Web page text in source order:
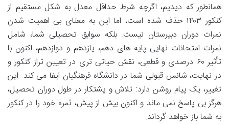
همانطور که دیدیم، اگرچه شرط حداقل معدل به شکل مستقیم از
کنکور ۱۴۰۳ حذف شده است، اما این به معنای بی اهمیت شدن
نمرات دوران دبیرستان نیست. بلکه سوابق تحصیلی شما، شامل
نمرات امتحانات نهایی پایه های دهم، یازدهم و دوازدهم، اکنون با
تأثیر ۶۰ درصدی و قطعی، نقش حیاتی تری در تعیین تراز کنکور و
در نهایت، شانس قبولی شما در دانشگاه فرهنگیان ایفا می کند. این
تغییر، یک پیام روشن دارد: تلاش و پشتکار در طول دوران تحصیل،
هرگز بی پاسخ نمی ماند و اکنون بیش از پیش، ثمره خود را در کنکور
به شما باز خواهد گرداند.